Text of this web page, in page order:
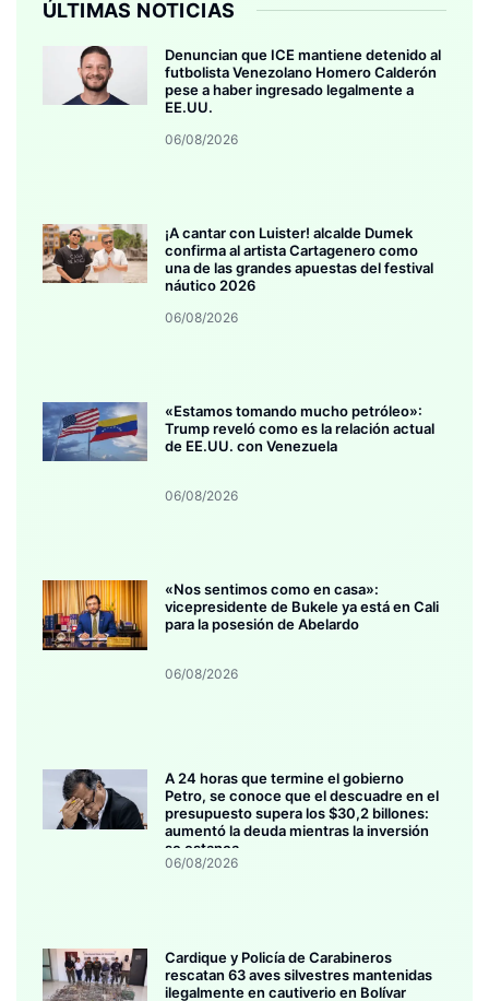
ÚLTIMAS NOTICIAS
Denuncian que ICE mantiene detenido al
futbolista Venezolano Homero Calderón
pese a haber ingresado legalmente a
EE.UU.
06/08/2026
¡A cantar con Luister! alcalde Dumek
confirma al artista Cartagenero como
una de las grandes apuestas del festival
náutico 2026
06/08/2026
«Estamos tomando mucho petróleo»:
Trump reveló como es la relación actual
de EE.UU. con Venezuela
06/08/2026
«Nos sentimos como en casa»:
vicepresidente de Bukele ya está en Cali
para la posesión de Abelardo
06/08/2026
A 24 horas que termine el gobierno
Petro, se conoce que el descuadre en el
presupuesto supera los $30,2 billones:
aumentó la deuda mientras la inversión
se estanca
06/08/2026
Cardique y Policía de Carabineros
rescatan 63 aves silvestres mantenidas
ilegalmente en cautiverio en Bolívar